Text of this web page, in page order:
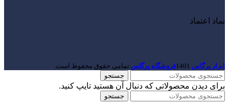
نماد اعتماد
ابزار پرگاس 1401فروشگاه پرگاس.تمامی حقوق محفوظ است.
جستجو
برای دیدن محصولاتی که دنبال آن هستید تایپ کنید.
جستجو